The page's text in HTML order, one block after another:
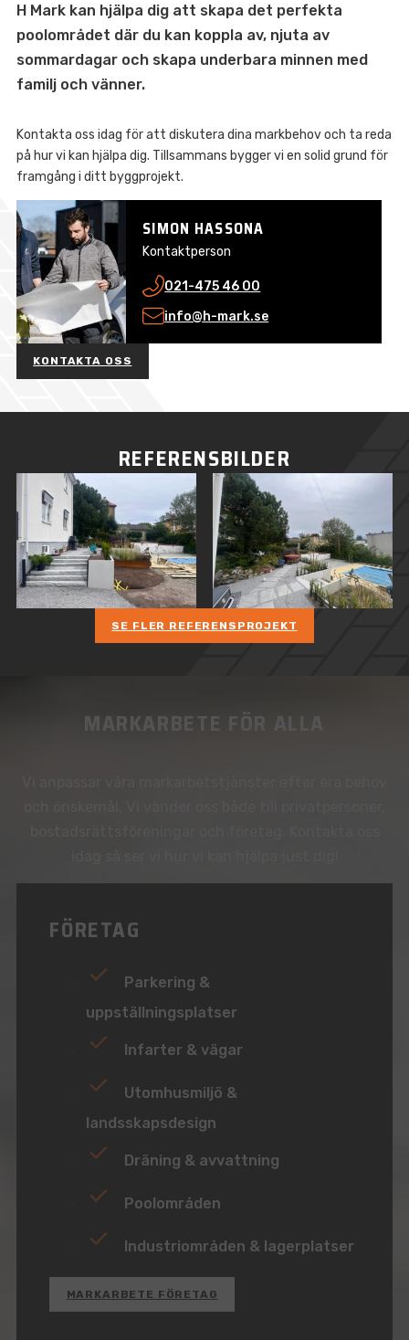
H Mark kan hjälpa dig att skapa det perfekta
poolområdet där du kan koppla av, njuta av
sommardagar och skapa underbara minnen med
familj och vänner.
Kontakta oss idag för att diskutera dina markbehov och ta reda
på hur vi kan hjälpa dig. Tillsammans bygger vi en solid grund för
framgång i ditt byggprojekt.
SIMON HASSONA
Kontaktperson
021-475 46 00
info@h-mark.se
KONTAKTA OSS
REFERENSBILDER
SE FLER REFERENSPROJEKT
MARKARBETE FÖR ALLA
FÖRETAG
Parkering &
uppställningsplatser
Infarter & vägar
Utomhusmiljö &
landsskapsdesign
Dräning & avvattning
Poolområden
Industriområden & lagerplatser
MARKARBETE FÖRETAG